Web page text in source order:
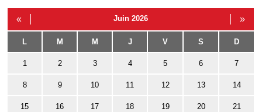
« Juin 2026 »
L M M J V S D
1 2 3 4 5 6 7
8 9 10 11 12 13 14
15 16 17 18 19 20 21